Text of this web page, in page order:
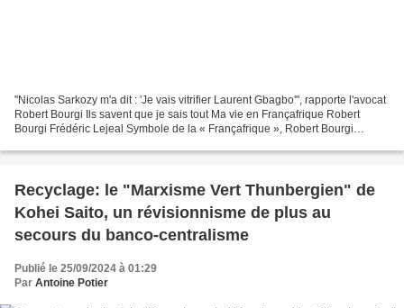
"Nicolas Sarkozy m'a dit : 'Je vais vitrifier Laurent Gbagbo'", rapporte l'avocat
Robert Bourgi Ils savent que je sais tout Ma vie en Françafrique Robert
Bourgi Frédéric Lejeal Symbole de la « Françafrique », Robert Bourgi
Recyclage: le "Marxisme Vert Thunbergien" de
Kohei Saito, un révisionnisme de plus au
secours du banco-centralisme
Publié le 25/09/2024 à 01:29
Par Antoine Potier